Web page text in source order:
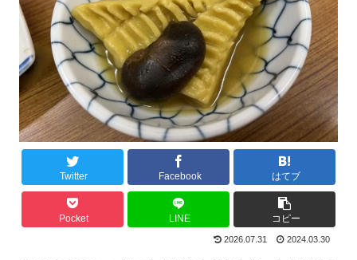
Twitter Facebook はてブ
Pocket LINE コピー
2026.07.31 2024.03.30